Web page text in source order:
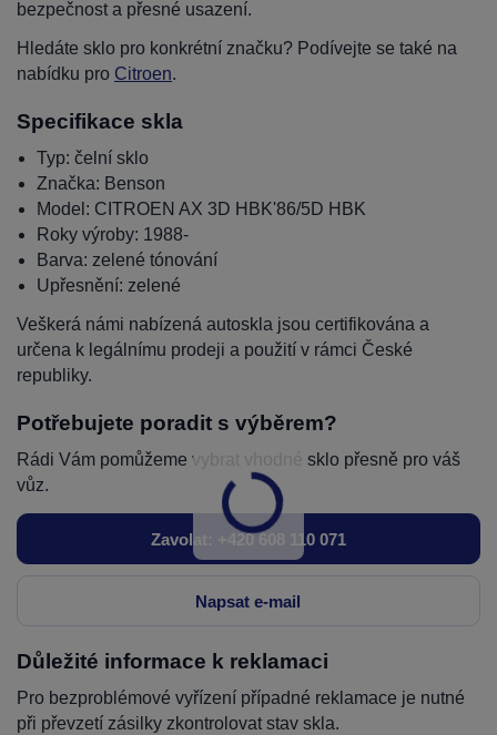
bezpečnost a přesné usazení.
Hledáte sklo pro konkrétní značku? Podívejte se také na
nabídku pro Citroen.
Specifikace skla
Typ: čelní sklo
Značka: Benson
Model: CITROEN AX 3D HBK'86/5D HBK
Roky výroby: 1988-
Barva: zelené tónování
Upřesnění: zelené
Veškerá námi nabízená autoskla jsou certifikována a
určena k legálnímu prodeji a použití v rámci České
republiky.
Potřebujete poradit s výběrem?
Rádi Vám pomůžeme vybrat vhodné sklo přesně pro váš
vůz.
Zavolat: +420 608 110 071
Napsat e-mail
Důležité informace k reklamaci
Pro bezproblémové vyřízení případné reklamace je nutné
při převzetí zásilky zkontrolovat stav skla.